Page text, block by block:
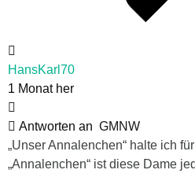
HansKarl70
1 Monat her
Antworten an GMNW
„Unser Annalenchen“ halte ich
„Annalenchen“ ist diese Dame